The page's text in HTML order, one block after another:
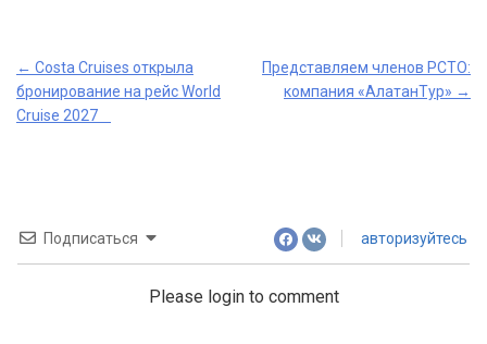
Post
navigation
← Costa Cruises открыла
бронирование на рейс World
Cruise 2027
Представляем членов РСТО:
компания «АлатанТур» →
Подписаться авторизуйтесь
Please login to comment